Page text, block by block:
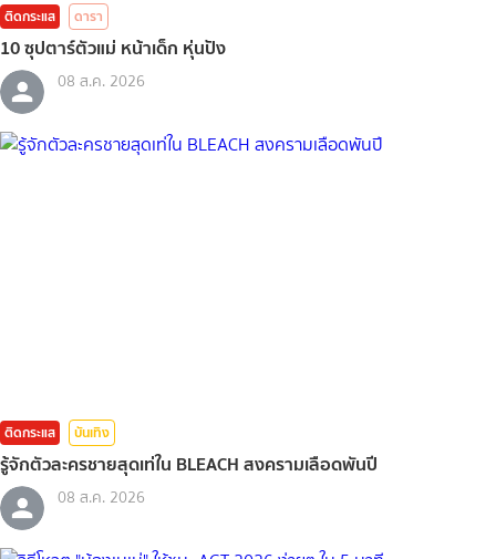
ติดกระแส ดารา
10 ซุปตาร์ตัวแม่ หน้าเด็ก หุ่นปัง
08 ส.ค. 2026
ติดกระแส บันเทิง
รู้จักตัวละครชายสุดเท่ใน BLEACH สงครามเลือดพันปี
08 ส.ค. 2026